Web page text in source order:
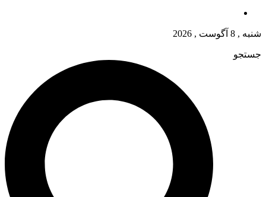
شنبه , 8 آگوست , 2026
جستجو